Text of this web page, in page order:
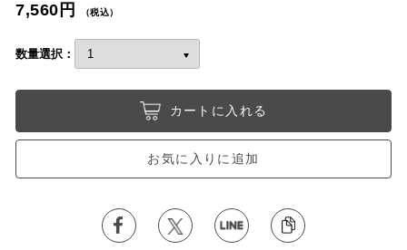
7,560円 （税込）
数量選択：
カートに入れる
お気に入りに追加